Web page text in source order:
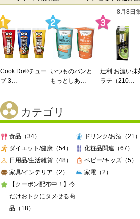
7月27日 ～ 8
Cook Do®チュー
ブ 3…
辻利 お濃い抹茶
ラテ（210…
enn you3種飲
比…
カテゴリ
食品（34）
ドリンク/お酒（21）
ダイエット/健康（54）
化粧品関連（67）
日用品/生活雑貨（48）
ベビー/キッズ（5）
家具/インテリア（2）
家電（2）
【クーポン配布中！】今
だけおトクにタメせる商
品（18）